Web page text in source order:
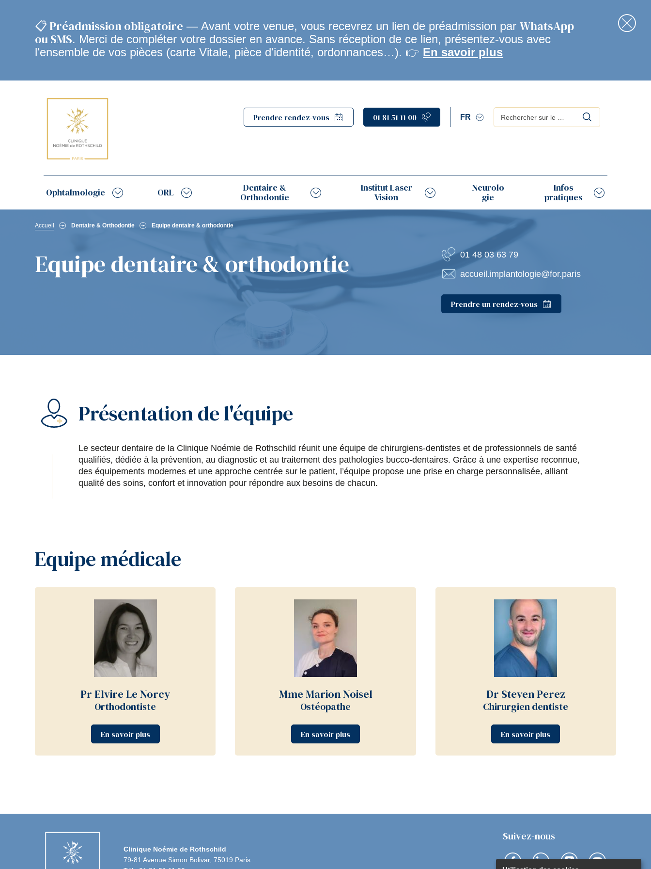
📋 Préadmission obligatoire — Avant votre venue, vous recevrez un lien de préadmission par WhatsApp
ou SMS. Merci de compléter votre dossier en avance. Sans réception de ce lien, présentez-vous avec
l'ensemble de vos pièces (carte Vitale, pièce d'identité, ordonnances…). 👉 En savoir plus
Prendre rendez-vous 01 81 51 11 00 Rechercher
Ophtalmologie ORL
Dentaire &
Orthodontie
Institut Laser
Vision
Neurolo
gie
Infos
pratiques
Fil
d'Ariane
Accueil Dentaire & Orthodontie Equipe dentaire & orthodontie
Equipe dentaire & orthodontie
01 48 03 63 79
accueil.implantologie@for.paris
Prendre un rendez-vous
Présentation de l'équipe
Le secteur dentaire de la Clinique Noémie de Rothschild réunit une équipe de chirurgiens-dentistes et de professionnels de santé
qualifiés, dédiée à la prévention, au diagnostic et au traitement des pathologies bucco-dentaires. Grâce à une expertise reconnue,
des équipements modernes et une approche centrée sur le patient, l’équipe propose une prise en charge personnalisée, alliant
qualité des soins, confort et innovation pour répondre aux besoins de chacun.
Equipe médicale
Pr Elvire Le Norcy
Orthodontiste
En savoir plus
Mme Marion Noisel
Ostéopathe
En savoir plus
Dr Steven Perez
Chirurgien dentiste
En savoir plus
Clinique Noémie de Rothschild
79-81 Avenue Simon Bolivar, 75019 Paris
Suivez-nous